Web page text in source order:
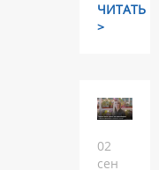
ЧИТАТЬ
>
02
сен